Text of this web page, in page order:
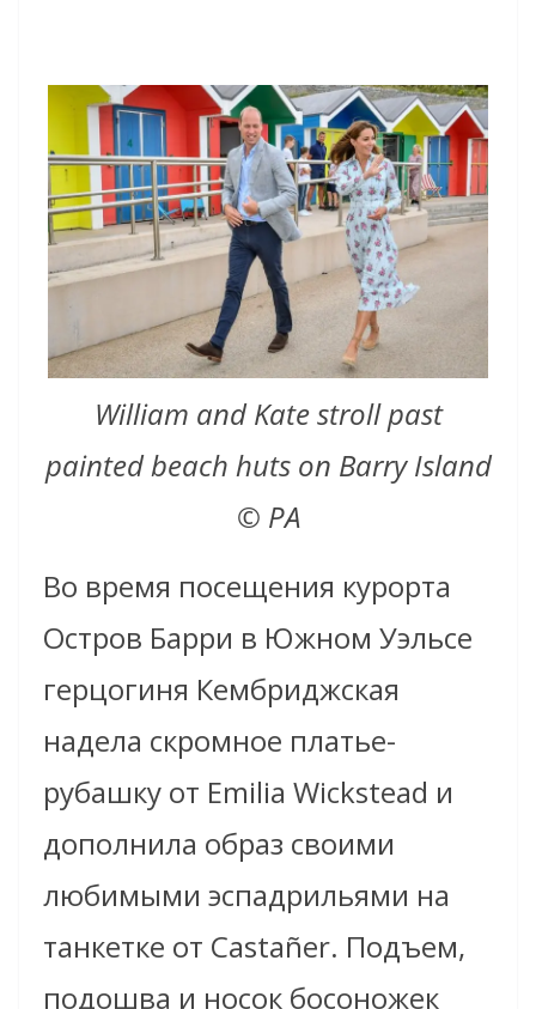
William and Kate stroll past
painted beach huts on Barry Island
© PA
Во время посещения курорта
Остров Барри в Южном Уэльсе
герцогиня Кембриджская
надела скромное платье-
рубашку от Emilia Wickstead и
дополнила образ своими
любимыми эспадрильями на
танкетке от Castañer. Подъем,
подошва и носок босоножек